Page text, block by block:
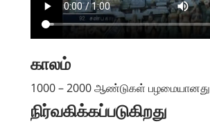
காலம்
1000 – 2000 ஆண்டுகள் பழமையானது
நிர்வகிக்கப்படுகிறது